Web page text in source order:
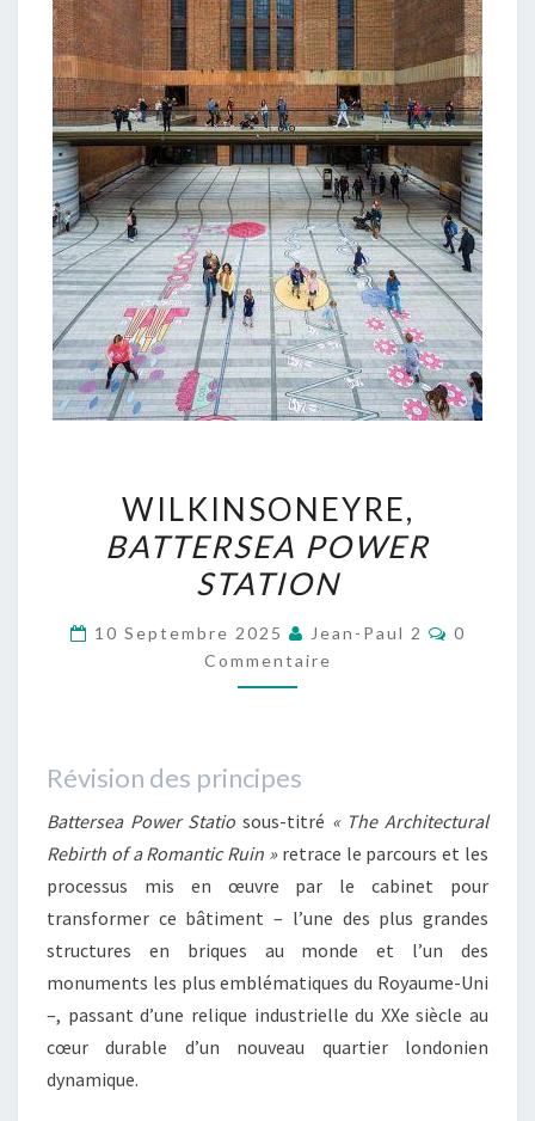
BATTERSEA
POWER
STATION
WILKINSONEYRE,
BATTERSEA POWER
STATION
10 Septembre 2025 Jean-Paul 2
0
Commentaire
Révision des principes
Battersea Power Statio sous-titré « The Architectural
Rebirth of a Romantic Ruin »retrace le parcours et les
processus mis en œuvre par le cabinet pour
transformer ce bâtiment – l’une des plus grandes
structures en briques au monde et l’un des
monuments les plus emblématiques du Royaume-Uni
–, passant d’une relique industrielle du XXe siècle au
cœur durable d’un nouveau quartier londonien
dynamique.